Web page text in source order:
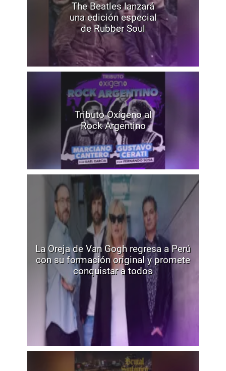
The Beatles lanzará
una edición especial
de Rubber Soul
Tributo Oxígeno al
Rock Argentino
La Oreja de Van Gogh regresa a Perú
con su formación original y promete
conquistar a todos